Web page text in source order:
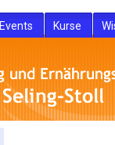
Events Kurse